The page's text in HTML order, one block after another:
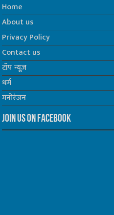
Home
About us
Privacy Policy
Contact us
टॉप न्यूज़
धर्म
मनोरंजन
Join us on Facebook